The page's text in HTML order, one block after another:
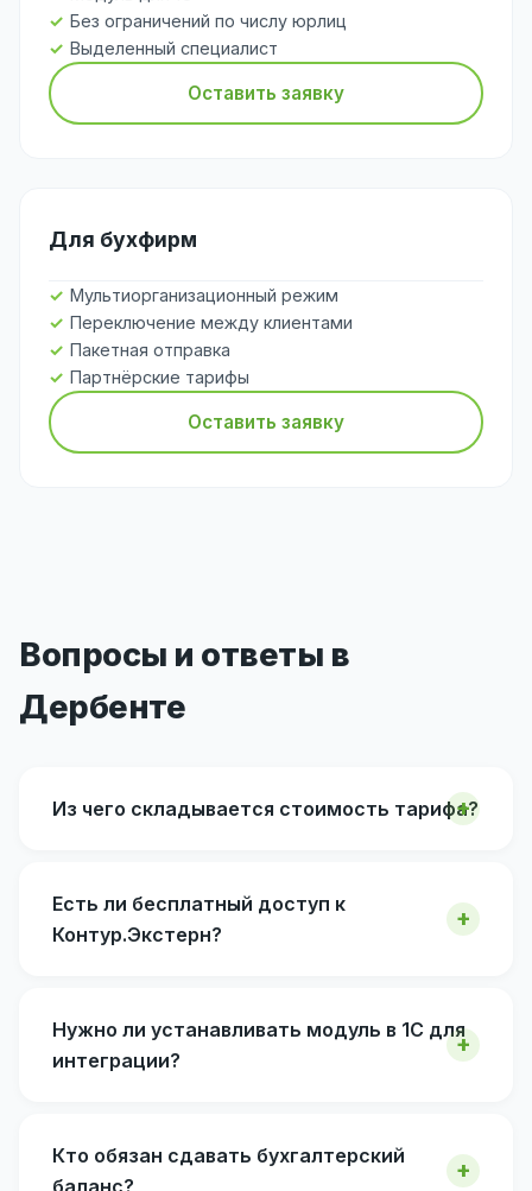
Без ограничений по числу юрлиц
Выделенный специалист
Оставить заявку
Для бухфирм
Мультиорганизационный режим
Переключение между клиентами
Пакетная отправка
Партнёрские тарифы
Оставить заявку
Вопросы и ответы в
Дербенте
Из чего складывается стоимость тарифа?
Есть ли бесплатный доступ к
Контур.Экстерн?
Нужно ли устанавливать модуль в 1С для
интеграции?
Кто обязан сдавать бухгалтерский
баланс?